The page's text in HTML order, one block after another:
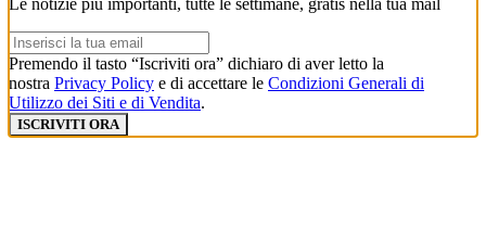
Le notizie più importanti, tutte le settimane, gratis nella tua mail
Premendo il tasto “Iscriviti ora” dichiaro di aver letto la
nostra Privacy Policy e di accettare le Condizioni Generali di
Utilizzo dei Siti e di Vendita.
ISCRIVITI ORA